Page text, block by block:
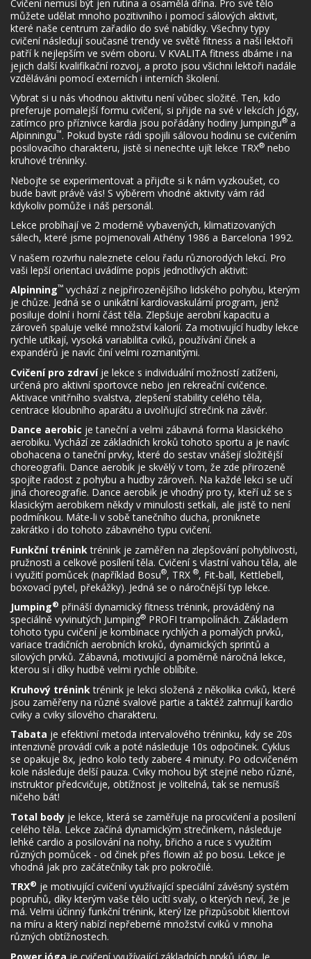
Cvičení nemusí být jen rutina a osamělá dřina. Pro své tělo
můžete udělat mnoho pozitivního i pomocí sálových aktivit,
které naše centrum zařadilo do své nabídky. Všechny typy
cvičení následují současné trendy ve světě fitness a naši lektoři
patří k nejlepším ve svém oboru. V KVALITA fitness dbáme i na
jejich další kvalifikační rozvoj, a proto jsou všichni lektoři nadále
vzděláváni pomocí externích i interních školení.
Vybrat si u nás vhodnou aktivitu není vůbec složité. Ten, kdo
preferuje pomalejší formu cvičení, si přijde na své v lekcích jógy,
zatímco pro příznivce kardia jsou pořádány hodiny Jumpingu® a
Alpinningu™. Pokud byste rádi spojili sálovou hodinu se cvičením
posilovacího charakteru, jistě si nenechte ujít lekce TRX® nebo
kruhové tréninky.
Nebojte se experimentovat a přijďte si k nám vyzkoušet, co
bude bavit právě vás! S výběrem vhodné aktivity vám rád
kdykoliv pomůže i náš personál.
Lekce probíhají ve 2 moderně vybavených, klimatizovaných
sálech, které jsme pojmenovali Athény 1986 a Barcelona 1992.
V našem rozvrhu naleznete celou řadu různorodých lekcí. Pro
vaši lepší orientaci uvádíme popis jednotlivých aktivit:
Alpinning™ vychází z nejpřirozenějšího lidského pohybu, kterým
je chůze. Jedná se o unikátní kardiovaskulární program, jenž
posiluje dolní i horní část těla. Zlepšuje aerobní kapacitu a
zároveň spaluje velké množství kalorií. Za motivující hudby lekce
rychle utíkají, vysoká variabilita cviků, používání činek a
expandérů je navíc činí velmi rozmanitými.
Cvičení pro zdravíje lekce s individuální možností zatíženi,
určená pro aktivní sportovce nebo jen rekreační cvičence.
Aktivace vnitřního svalstva, zlepšení stability celého těla,
centrace kloubního aparátu a uvolňující strečink na závěr.
Dance aerobic je taneční a velmi zábavná forma klasického
aerobiku. Vychází ze základních kroků tohoto sportu a je navíc
obohacena o taneční prvky, které do sestav vnášejí složitější
choreografii. Dance aerobik je skvělý v tom, že zde přirozeně
spojíte radost z pohybu a hudby zároveň. Na každé lekci se učí
jiná choreografie. Dance aerobik je vhodný pro ty, kteří už se s
klasickým aerobikem někdy v minulosti setkali, ale jistě to není
podmínkou. Máte-li v sobě tanečního ducha, proniknete
zakrátko i do tohoto zábavného typu cvičení.
Funkční tréninktrénink je zaměřen na zlepšování pohyblivosti,
pružnosti a celkové posílení těla. Cvičení s vlastní vahou těla, ale
i využití pomůcek (například Bosu®, TRX ®, Fit-ball, Kettlebell,
boxovací pytel, překážky). Jedná se o náročnější typ lekce.
Jumping® přináší dynamický fitness trénink, prováděný na
speciálně vyvinutých Jumping® PROFI trampolínách. Základem
tohoto typu cvičení je kombinace rychlých a pomalých prvků,
variace tradičních aerobních kroků, dynamických sprintů a
silových prvků. Zábavná, motivující a poměrně náročná lekce,
kterou si i díky hudbě velmi rychle oblíbíte.
Kruhový tréninktrénink je lekci složená z několika cviků, které
jsou zaměřeny na různé svalové partie a taktéž zahrnují kardio
cviky a cviky silového charakteru.
Tabata je efektivní metoda intervalového tréninku, kdy se 20s
intenzivně provádí cvik a poté následuje 10s odpočinek. Cyklus
se opakuje 8x, jedno kolo tedy zabere 4 minuty. Po odcvičeném
kole následuje delší pauza. Cviky mohou být stejné nebo různé,
instruktor předcvičuje, obtížnost je volitelná, tak se nemusíš
ničeho bát!
Total body je lekce, která se zaměřuje na procvičení a posílení
celého těla. Lekce začíná dynamickým strečinkem, následuje
lehké cardio a posilování na nohy, břicho a ruce s využitím
různých pomůcek - od činek přes flowin až po bosu. Lekce je
vhodná jak pro začátečníky tak pro pokročilé.
TRX® je motivující cvičení využívající speciální závěsný systém
popruhů, díky kterým vaše tělo ucítí svaly, o kterých neví, že je
má. Velmi účinný funkční trénink, který lze přizpůsobit klientovi
na míru a který nabízí nepřeberné množství cviků v mnoha
různých obtížnostech.
Power jóga je cvičení využívající základních prvků jógy. Je